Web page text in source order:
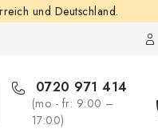
und Deutschland.
0720 971 414
(mo - fr: 9:00 –
17:00)